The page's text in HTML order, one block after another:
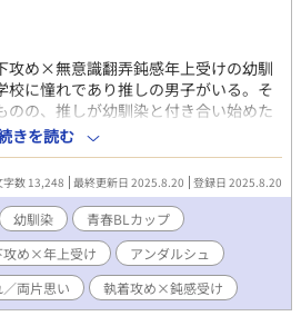
攻め×無意識翻弄鈍感年上受けの幼馴
に憧れであり推しの男子がいる。そ
のの、推しが幼馴染と付き合い始めた
受ける。 そんな夏希は、推しの彼女
・晴に話を聞いてもらうことにする。
晴が不機嫌ながらに夏希に告げた言葉は
きを読む
字数 13,248 最終更新日 2025.8.20 登録日 2025.8.20
幼馴染
青春BLカップ​
攻め×年上受け
アンダルシュ
／両片思い 執着攻め×鈍感受け